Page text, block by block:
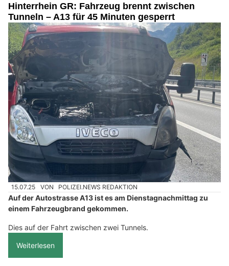
Hinterrhein GR: Fahrzeug brennt zwischen
Tunneln – A13 für 45 Minuten gesperrt
15.07.25 VON POLIZEI.NEWS REDAKTION
Auf der Autostrasse A13 ist es am Dienstagnachmittag zu
einem Fahrzeugbrand gekommen.
Dies auf der Fahrt zwischen zwei Tunnels.
Weiterlesen